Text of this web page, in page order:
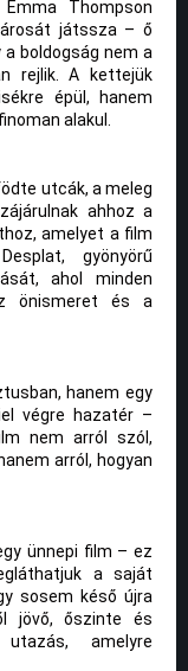
Thompson
játssza – ő
a boldogság nem a
rejlik. A kettejük
épül, hanem
alakul.
utcák, a meleg
ahhoz a
amelyet a film
gyönyörű
ahol minden
önismeret és a
hanem egy
végre hazatér –
nem arról szól,
arról, hogyan
ünnepi film – ez
a saját
sosem késő újra
jövő, őszinte és
amelyre